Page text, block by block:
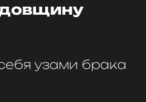
узами брака